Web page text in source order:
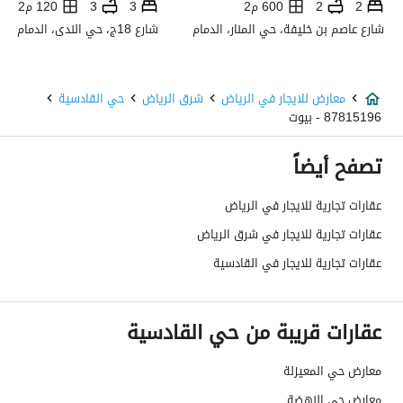
استخدام العقار
-
السعر
60000
المساحة
خدمات العقار
الياف ضوئية
نعم
تفاصيل اضافية
2
2
600 م2
شارع عاصم بن خليفة، حي المنار، الدمام
3
3
120 م2
شارع 18ج، حي الندى، الدمام
معارض للايجار في الرياض شرق الرياض حي القادسية
87815196 - بيوت
تصفح أيضاً
عقارات تجارية للايجار في الرياض
عقارات تجارية للايجار في شرق الرياض
عقارات تجارية للايجار في القادسية
عقارات قريبة من حي القادسية
معارض حي المعيزلة